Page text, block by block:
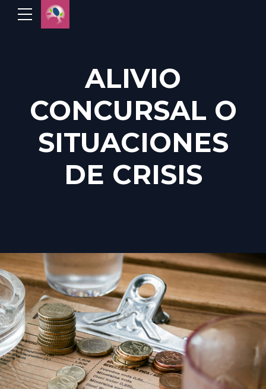
ALIVIO
CONCURSAL O
SITUACIONES
DE CRISIS